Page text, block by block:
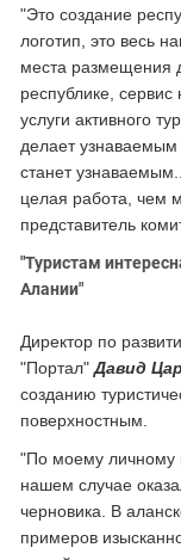
"Это создание
логотип, это весь
места размещения
республике,
услуги активного
делает узнаваемым
станет
целая работа, чем
представитель
"Туристам
Алании"
Директор по
"Портал"Давид
созданию
поверхностным.
"По моему личному
нашем случае
черновика. В
примеров